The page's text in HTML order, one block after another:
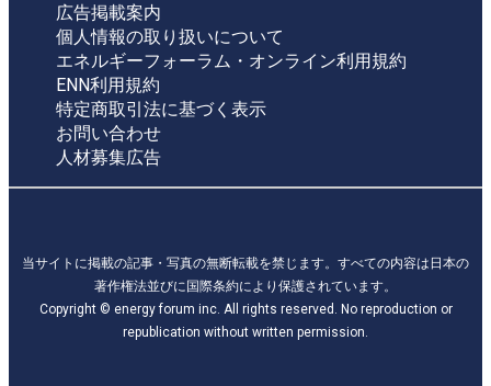
広告掲載案内
個人情報の取り扱いについて
エネルギーフォーラム・オンライン利用規約
ENN利用規約
特定商取引法に基づく表示
お問い合わせ
人材募集広告
当サイトに掲載の記事・写真の無断転載を禁じます。すべての内容は日本の
著作権法並びに国際条約により保護されています。
Copyright © energy forum inc. All rights reserved. No reproduction or
republication without written permission.